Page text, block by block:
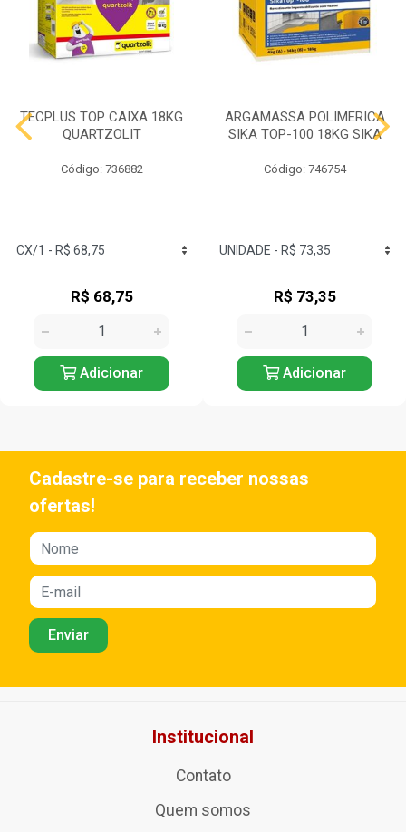
TECPLUS TOP CAIXA 18KG
QUARTZOLIT
Código: 736882
R$ 68,75
Adicionar
ARGAMASSA POLIMERICA
SIKA TOP-100 18KG SIKA
Código: 746754
R$ 73,35
Adicionar
Cadastre-se para receber nossas
ofertas!
Institucional
Contato
Quem somos